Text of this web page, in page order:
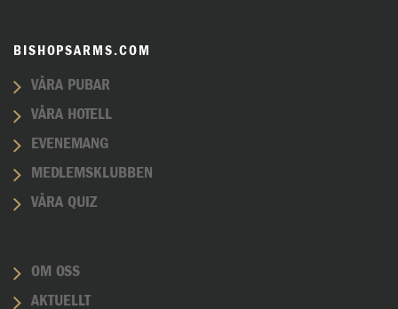
BISHOPSARMS.COM
VÅRA PUBAR
VÅRA HOTELL
EVENEMANG
MEDLEMSKLUBBEN
VÅRA QUIZ
OM OSS
AKTUELLT